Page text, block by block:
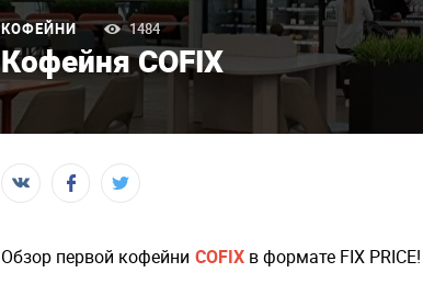
КОФЕЙНИ 1484
Кофейня COFIX
Обзор первой кофейни COFIX в формате FIX PRICE!